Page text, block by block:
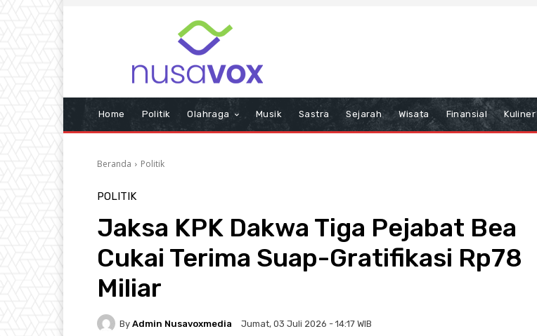
Home Politik Olahraga Musik Sastra Sejarah Wisata Finansial Kuliner
Beranda Politik
POLITIK
Jaksa KPK Dakwa Tiga Pejabat Bea
Cukai Terima Suap-Gratifikasi Rp78
Miliar
By Admin Nusavoxmedia Jumat, 03 Juli 2026 - 14:17 WIB